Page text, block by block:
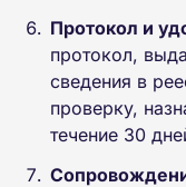
Протокол и
протокол,
сведения в
проверку,
течение 30